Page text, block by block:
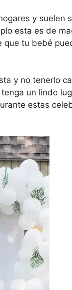
y suelen
esta es de
tu bebé
y no tenerlo
un lindo
estas